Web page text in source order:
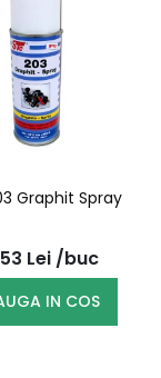
Graphit Spray
Lei /buc
IN COS